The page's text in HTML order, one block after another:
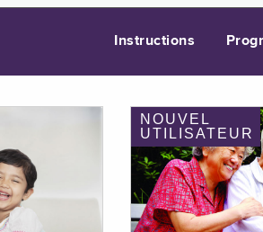
Instructions
NOUVEL
UTILISATEUR